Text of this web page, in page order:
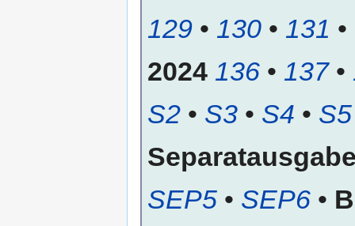
129 • 130 • 131 •
2024 136 • 137•
S2 • S3 • S4 • S5
SEP5 • SEP6 •